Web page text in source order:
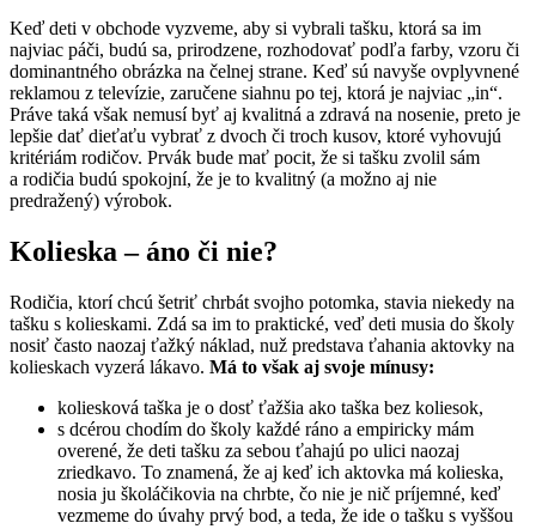
Keď deti v obchode vyzveme, aby si vybrali tašku, ktorá sa im
najviac páči, budú sa, prirodzene, rozhodovať podľa farby, vzoru či
dominantného obrázka na čelnej strane. Keď sú navyše ovplyvnené
reklamou z televízie, zaručene siahnu po tej, ktorá je najviac „in“.
Práve taká však nemusí byť aj kvalitná a zdravá na nosenie, preto je
lepšie dať dieťaťu vybrať z dvoch či troch kusov, ktoré vyhovujú
kritériám rodičov. Prvák bude mať pocit, že si tašku zvolil sám
a rodičia budú spokojní, že je to kvalitný (a možno aj nie
predražený) výrobok.
Kolieska – áno či nie?
Rodičia, ktorí chcú šetriť chrbát svojho potomka, stavia niekedy na
tašku s kolieskami. Zdá sa im to praktické, veď deti musia do školy
nosiť často naozaj ťažký náklad, nuž predstava ťahania aktovky na
kolieskach vyzerá lákavo. Má to však aj svoje mínusy:
koliesková taška je o dosť ťažšia ako taška bez koliesok,
s dcérou chodím do školy každé ráno a empiricky mám
overené, že deti tašku za sebou ťahajú po ulici naozaj
zriedkavo. To znamená, že aj keď ich aktovka má kolieska,
nosia ju školáčikovia na chrbte, čo nie je nič príjemné, keď
vezmeme do úvahy prvý bod, a teda, že ide o tašku s vyššou